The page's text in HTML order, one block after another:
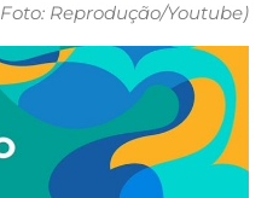
Foto: Reprodução/Youtube)